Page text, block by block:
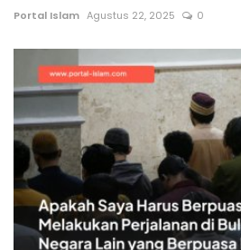
Portal Islam Agustus 22, 2025 0